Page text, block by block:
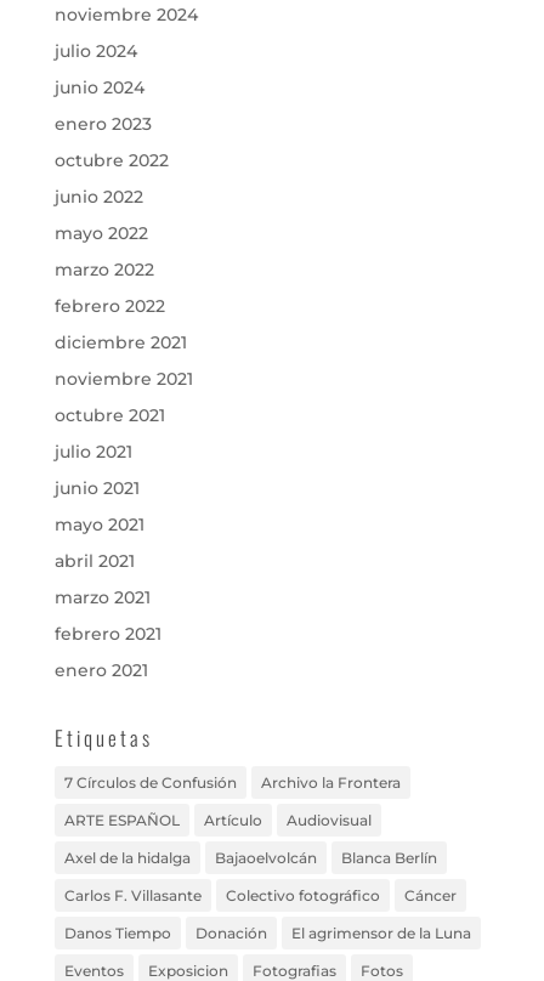
noviembre 2024
julio 2024
junio 2024
enero 2023
octubre 2022
junio 2022
mayo 2022
marzo 2022
febrero 2022
diciembre 2021
noviembre 2021
octubre 2021
julio 2021
junio 2021
mayo 2021
abril 2021
marzo 2021
febrero 2021
enero 2021
Etiquetas
7 Círculos de Confusión Archivo la Frontera
ARTE ESPAÑOL Artículo Audiovisual
Axel de la hidalga Bajaoelvolcán Blanca Berlín
Carlos F. Villasante Colectivo fotográfico Cáncer
Danos Tiempo Donación El agrimensor de la Luna
Eventos Exposicion Fotografias Fotos